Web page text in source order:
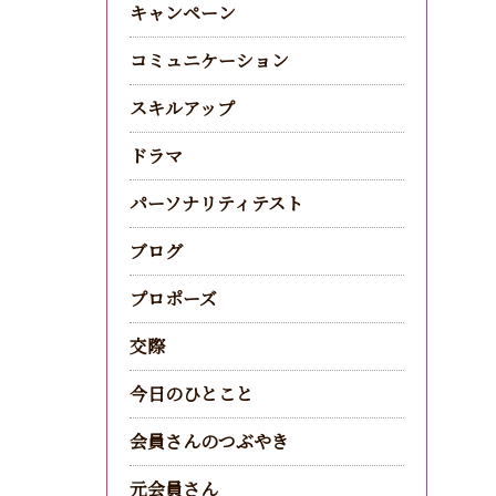
キャンペーン
コミュニケーション
スキルアップ
ドラマ
パーソナリティテスト
ブログ
プロポーズ
交際
今日のひとこと
会員さんのつぶやき
元会員さん